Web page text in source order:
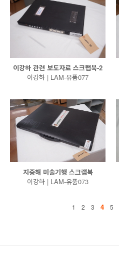
이강하 관련 보도자료 스크랩북-2
이강하 | LAM-유품077
지중해 미술기행 스크랩북
이강하 | LAM-유품073
1 2 3 4 5